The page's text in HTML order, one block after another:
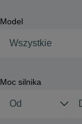
Model
Wszystkie
Moc silnika